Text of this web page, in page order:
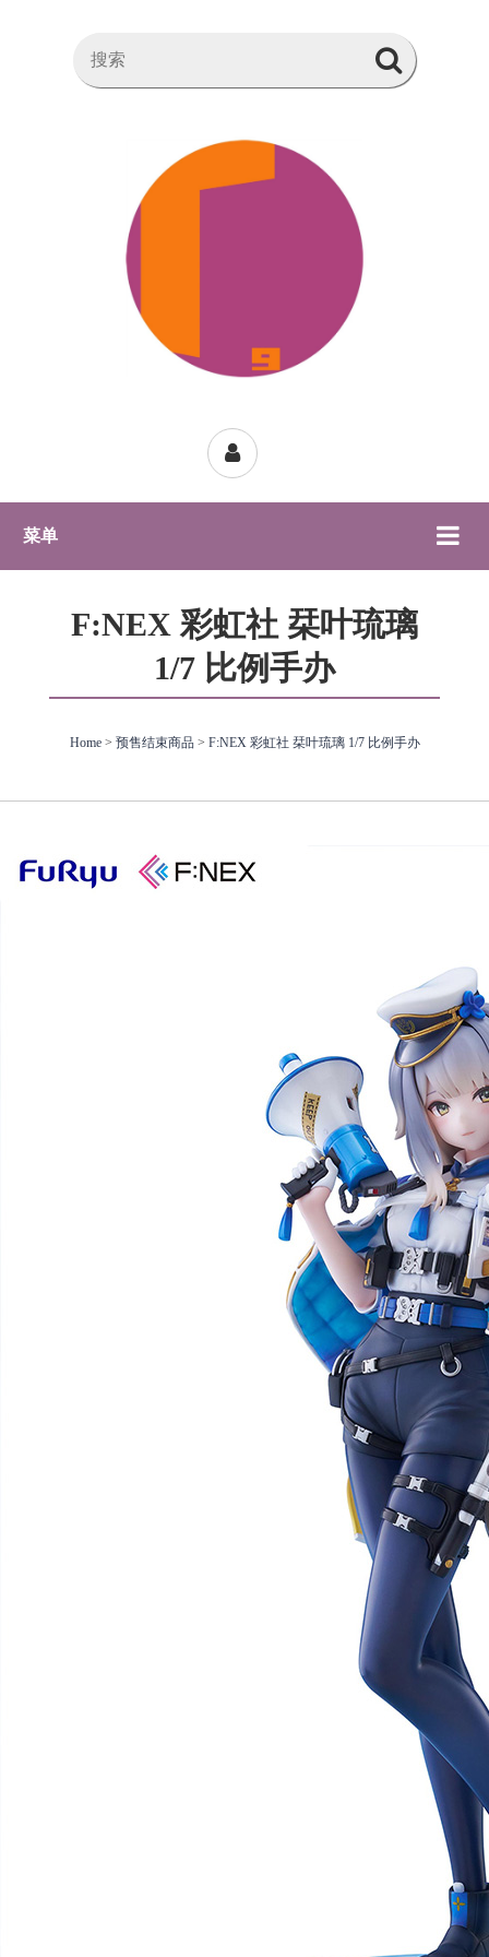
菜单
F:NEX 彩虹社 栞叶琉璃
1/7 比例手办
Home> 预售结束商品 > F:NEX 彩虹社 栞叶琉璃 1/7 比例手办